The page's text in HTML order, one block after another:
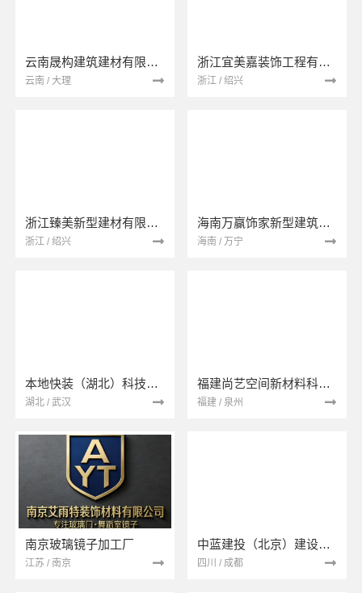
云南晟构建筑建材有限公司
云南 / 大理
浙江宜美嘉装饰工程有限公司
浙江 / 绍兴
浙江臻美新型建材有限公司
浙江 / 绍兴
海南万赢饰家新型建筑材料有限公司
海南 / 万宁
本地快装（湖北）科技有限公司
湖北 / 武汉
福建尚艺空间新材料科技有限公司
福建 / 泉州
南京玻璃镜子加工厂
江苏 / 南京
中蓝建投（北京）建设有限公司四川第一分公司
四川 / 成都